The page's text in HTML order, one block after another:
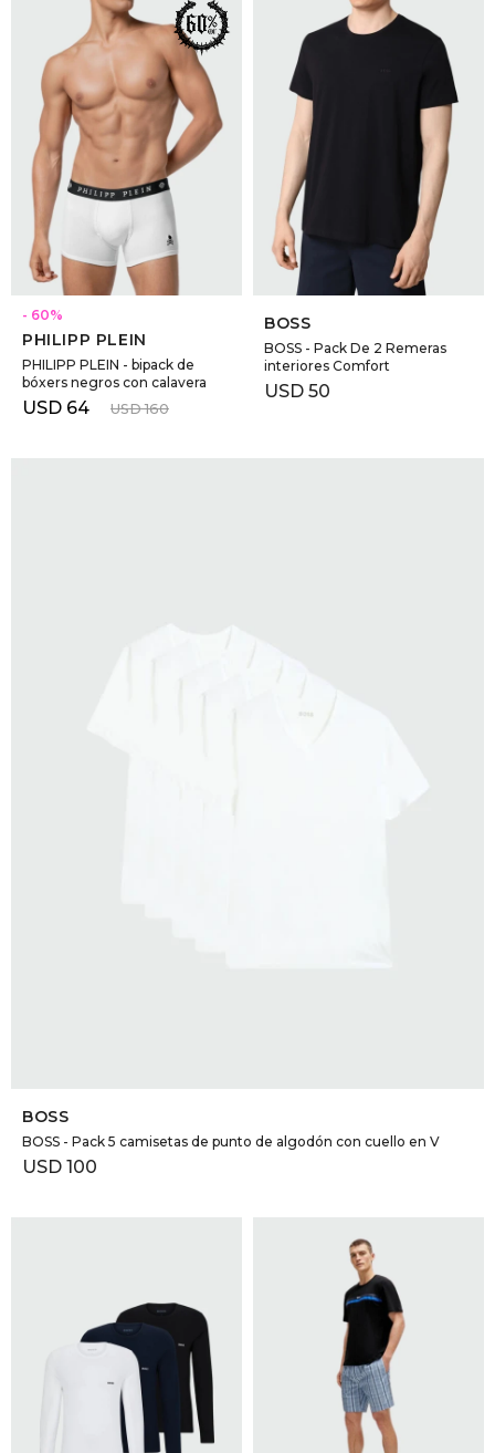
SELECCIONAR TALLE
60
PHILIPP PLEIN
PHILIPP PLEIN - bipack de
bóxers negros con calavera
USD 64 USD 160
SELECCIONAR TALLE
BOSS
BOSS - Pack De 2 Remeras
interiores Comfort
USD 50
BOSS
BOSS - Pack 5 camisetas de punto de algodón con cuello en V
USD 100